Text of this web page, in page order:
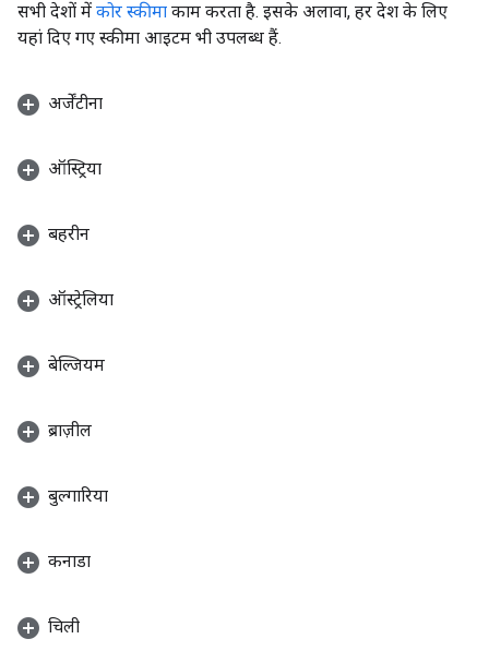
सभी देशों में कोर स्कीमा काम करता है. इसके अलावा, हर देश के लिए
यहां दिए गए स्कीमा आइटम भी उपलब्ध हैं.
अर्जेंटीना
ऑस्ट्रिया
बहरीन
ऑस्ट्रेलिया
बेल्जियम
ब्राज़ील
बुल्गारिया
कनाडा
चिली